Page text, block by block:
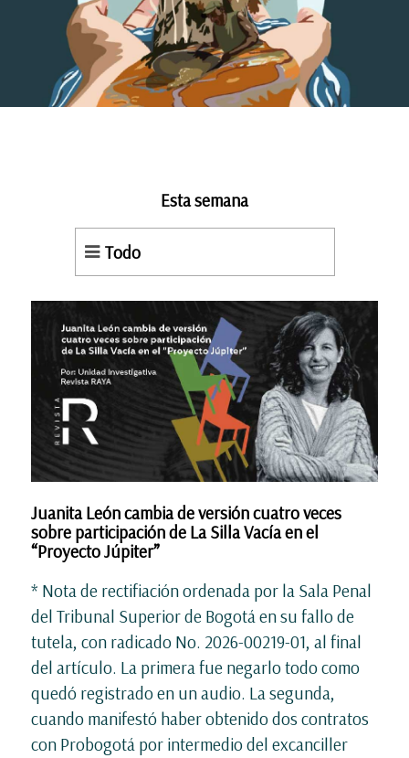
Esta semana
Todo
Juanita León cambia de versión cuatro veces
sobre participación de La Silla Vacía en el
“Proyecto Júpiter”
* Nota de rectifiación ordenada por la Sala Penal
del Tribunal Superior de Bogotá en su fallo de
tutela, con radicado No. 2026-00219-01, al final
del artículo. La primera fue negarlo todo como
quedó registrado en un audio. La segunda,
cuando manifestó haber obtenido dos contratos
con Probogotá por intermedio del excanciller